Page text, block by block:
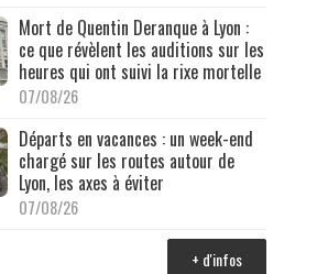
Mort de Quentin Deranque à Lyon :
ce que révèlent les auditions sur les
heures qui ont suivi la rixe mortelle
07/08/26
Départs en vacances : un week-end
chargé sur les routes autour de
Lyon, les axes à éviter
07/08/26
+ d'infos